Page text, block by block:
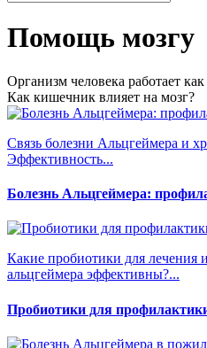
Помощь мозгу
Организм человека работает
Как кишечник влияет на мозг?
Связь болезни Альцгеймера и
Эффективность...
Болезнь Альцгеймера:
Какие пробиотики для лечения
альцгеймера эффективны?...
Пробиотики для